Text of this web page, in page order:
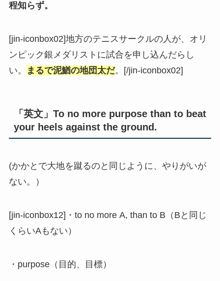
程知らず。
[jin-iconbox02]地方のテニスサークルの人が、オリ
ンピック銀メダリストに試合を申し込んだらし
い。
まるで泥鰌の地団太だ。[/jin-iconbox02]
「英文」To no more purpose than to beat
your heels against the ground.
(かかとで大地を蹴るのと同じように、やりがいが
ない。）
[jin-iconbox12]・to no more A, than to B（Bと同じ
くらいAもない）
・purpose（目的、目標）